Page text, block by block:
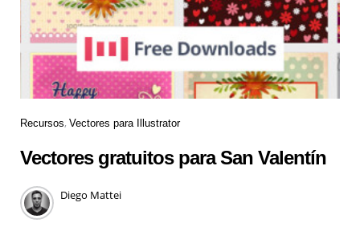
Recursos Vectores para Illustrator
Vectores gratuitos para San Valentín
Diego Mattei